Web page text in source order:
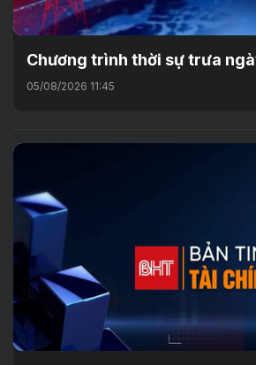
Chương trình thời sự trưa
05/08/2026 11:45